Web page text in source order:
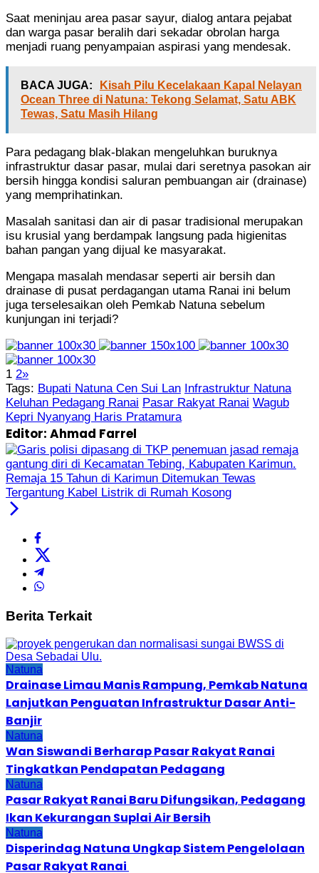
Saat meninjau area pasar sayur, dialog antara pejabat
dan warga pasar beralih dari sekadar obrolan harga
menjadi ruang penyampaian aspirasi yang mendesak.
BACA JUGA:
Kisah Pilu Kecelakaan Kapal Nelayan
Ocean Three di Natuna: Tekong Selamat, Satu ABK
Tewas, Satu Masih Hilang
Para pedagang blak-blakan mengeluhkan buruknya
infrastruktur dasar pasar, mulai dari seretnya pasokan air
bersih hingga kondisi saluran pembuangan air (drainase)
yang memprihatinkan.
Masalah sanitasi dan air di pasar tradisional merupakan
isu krusial yang berdampak langsung pada higienitas
bahan pangan yang dijual ke masyarakat.
Mengapa masalah mendasar seperti air bersih dan
drainase di pusat perdagangan utama Ranai ini belum
juga terselesaikan oleh Pemkab Natuna sebelum
kunjungan ini terjadi?
1 2»
Tags: Bupati Natuna Cen Sui Lan Infrastruktur Natuna
Keluhan Pedagang Ranai Pasar Rakyat Ranai Wagub
Kepri Nyanyang Haris Pratamura
Editor: Ahmad Farrel
Remaja 15 Tahun di Karimun Ditemukan Tewas
Tergantung Kabel Listrik di Rumah Kosong
Berita Terkait
Natuna
Drainase Limau Manis Rampung, Pemkab Natuna
Lanjutkan Penguatan Infrastruktur Dasar Anti-
Banjir
Natuna
Wan Siswandi Berharap Pasar Rakyat Ranai
Tingkatkan Pendapatan Pedagang
Natuna
Pasar Rakyat Ranai Baru Difungsikan, Pedagang
Ikan Kekurangan Suplai Air Bersih
Natuna
Disperindag Natuna Ungkap Sistem Pengelolaan
Pasar Rakyat Ranai